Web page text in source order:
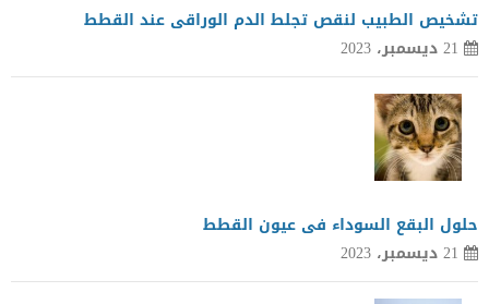
تشخيص الطبيب لنقص تجلط الدم الوراقى عند القطط
21 ديسمبر، 2023
حلول البقع السوداء فى عيون القطط
21 ديسمبر، 2023